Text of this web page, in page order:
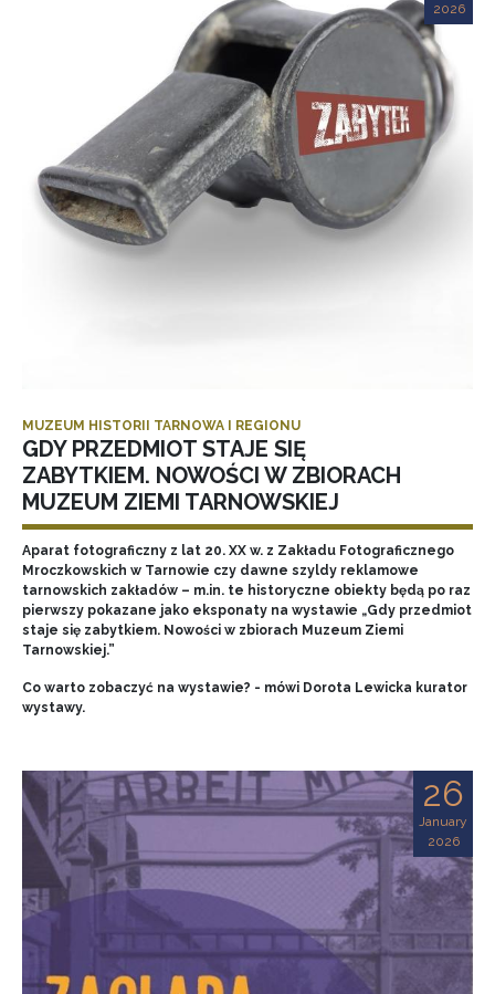
2026
MUZEUM HISTORII TARNOWA I REGIONU
GDY PRZEDMIOT STAJE SIĘ
ZABYTKIEM. NOWOŚCI W ZBIORACH
MUZEUM ZIEMI TARNOWSKIEJ
Aparat fotograficzny z lat 20. XX w. z Zakładu Fotograficznego
Mroczkowskich w Tarnowie czy dawne szyldy reklamowe
tarnowskich zakładów – m.in. te historyczne obiekty będą po raz
pierwszy pokazane jako eksponaty na wystawie „Gdy przedmiot
staje się zabytkiem. Nowości w zbiorach Muzeum Ziemi
Tarnowskiej.”
Co warto zobaczyć na wystawie? - mówi Dorota Lewicka kurator
wystawy.
26
January
2026